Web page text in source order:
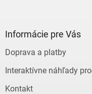
Informácie pre Vás
Doprava a platby
Interaktívne náhľady
Kontakt